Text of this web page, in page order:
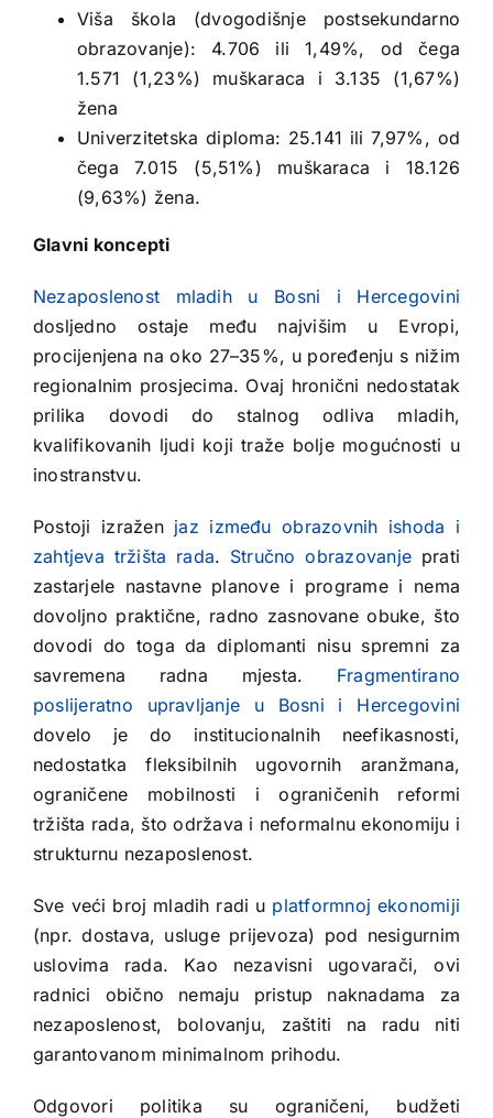
Viša škola (dvogodišnje postsekundarno
obrazovanje): 4.706 ili 1,49%, od čega
1.571 (1,23%) muškaraca i 3.135 (1,67%)
žena
Univerzitetska diploma: 25.141 ili 7,97%, od
čega 7.015 (5,51%) muškaraca i 18.126
(9,63%) žena.
Glavni koncepti
Nezaposlenost mladih u Bosni i Hercegovini
dosljedno ostaje među najvišim u Evropi,
procijenjena na oko 27–35%, u poređenju s nižim
regionalnim prosjecima. Ovaj hronični nedostatak
prilika dovodi do stalnog odliva mladih,
kvalifikovanih ljudi koji traže bolje mogućnosti u
inostranstvu.
Postoji izražen jaz između obrazovnih ishoda i
zahtjeva tržišta rada. Stručno obrazovanje prati
zastarjele nastavne planove i programe i nema
dovoljno praktične, radno zasnovane obuke, što
dovodi do toga da diplomanti nisu spremni za
savremena radna mjesta. Fragmentirano
poslijeratno upravljanje u Bosni i Hercegovini
dovelo je do institucionalnih neefikasnosti,
nedostatka fleksibilnih ugovornih aranžmana,
ograničene mobilnosti i ograničenih reformi
tržišta rada, što održava i neformalnu ekonomiju i
strukturnu nezaposlenost.
Sve veći broj mladih radi u platformnoj ekonomiji
(npr. dostava, usluge prijevoza) pod nesigurnim
uslovima rada. Kao nezavisni ugovarači, ovi
radnici obično nemaju pristup naknadama za
nezaposlenost, bolovanju, zaštiti na radu niti
garantovanom minimalnom prihodu.
Odgovori politika su ograničeni, budžeti